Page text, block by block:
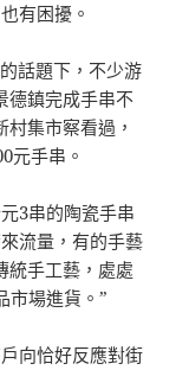
有困擾。
話題下，不少游
德鎮完成手串不
集市察看過，
元手串。
3串的陶瓷手串
流量，有的手藝
統手工藝，處處
市場進貨。”
向恰好反應對街